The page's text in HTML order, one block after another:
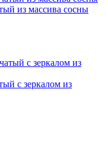
из массива сосны
с зеркалом из